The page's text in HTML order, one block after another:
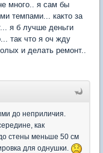
много.. я сам бы
темпами... както за
я б лучше деньги
так что я оч жду
и делать ремонт..
до неприличия.
как
стены меньше 50 см
для однушки.